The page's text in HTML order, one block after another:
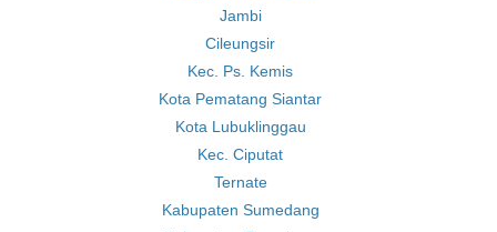
Jambi
Cileungsir
Kec. Ps. Kemis
Kota Pematang Siantar
Kota Lubuklinggau
Kec. Ciputat
Ternate
Kabupaten Sumedang